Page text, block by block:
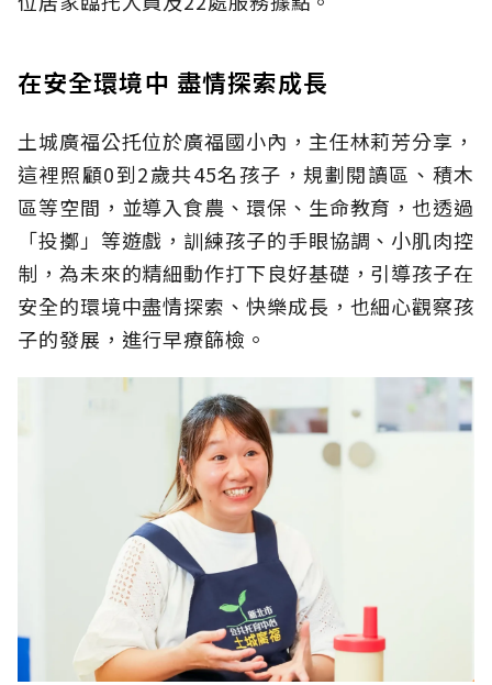
在安全環境中 盡情探索成長
土城廣福公托位於廣福國小內，主任林莉芳分享，
這裡照顧0到2歲共45名孩子，規劃閱讀區、積木
區等空間，並導入食農、環保、生命教育，也透過
「投擲」等遊戲，訓練孩子的手眼協調、小肌肉控
制，為未來的精細動作打下良好基礎，引導孩子在
安全的環境中盡情探索、快樂成長，也細心觀察孩
子的發展，進行早療篩檢。